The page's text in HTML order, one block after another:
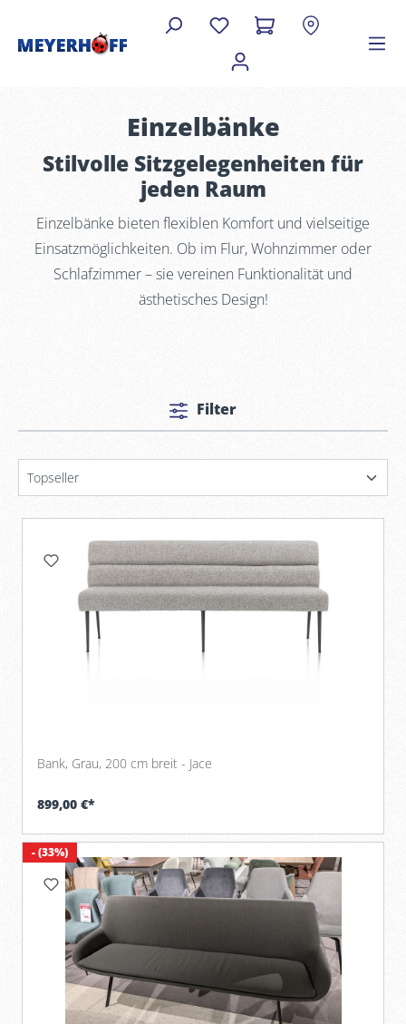
Einzelbänke
Stilvolle Sitzgelegenheiten für
jeden Raum
Einzelbänke bieten flexiblen Komfort und vielseitige
Einsatzmöglichkeiten. Ob im Flur, Wohnzimmer oder
Schlafzimmer – sie vereinen Funktionalität und
ästhetisches Design!
Filter
Bank, Grau, 200 cm breit - Jace
899,00 €*
- (33%)